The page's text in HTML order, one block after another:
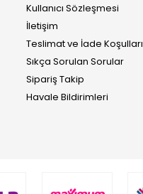
Kullanıcı Sözleşmesi
İletişim
Teslimat ve İade Koşulları
Sıkça Sorulan Sorular
Sipariş Takip
Havale Bildirimleri